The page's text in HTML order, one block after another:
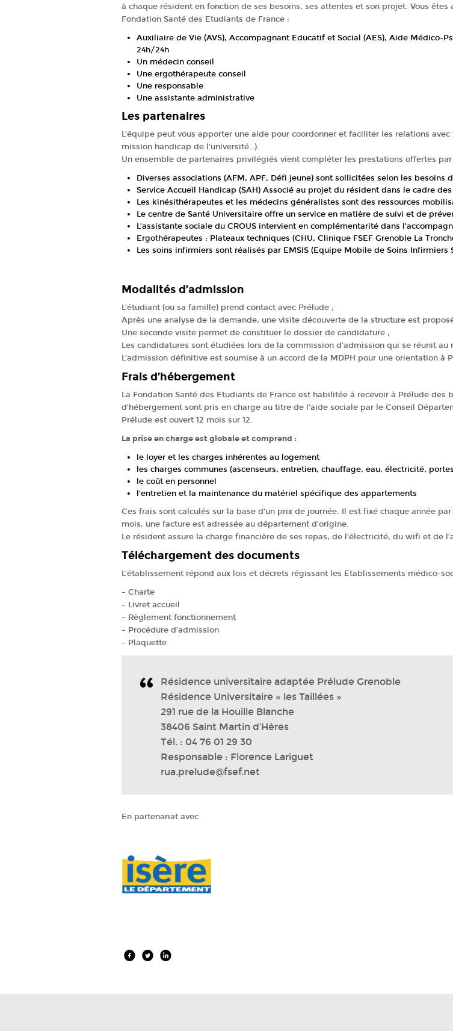
à chaque résident en fonction de ses besoins, ses attentes et son projet. Vous
Fondation Santé des Etudiants de France :
Auxiliaire de Vie (AVS), Accompagnant Educatif et Social (AES), Aide
24h/24h
Un médecin conseil
Une ergothérapeute conseil
Une responsable
Une assistante administrative
Les partenaires
L’équipe peut vous apporter une aide pour coordonner et faciliter les relations
mission handicap de l’université…).
Un ensemble de partenaires privilégiés vient compléter les prestations offertes par
Diverses associations (AFM, APF, Défi jeune) sont sollicitées selon les besoins
Service Accueil Handicap (SAH) Associé au projet du résident dans le cadre
Les kinésithérapeutes et les médecins généralistes sont des ressources
Le centre de Santé Universitaire offre un service en matière de suivi et de
L’assistante sociale du CROUS intervient en complémentarité dans
Ergothérapeutes : Plateaux techniques (CHU, Clinique FSEF Grenoble La
Les soins infirmiers sont réalisés par EMSIS (Equipe Mobile de Soins Infirmiers
Modalités d’admission
L’étudiant (ou sa famille) prend contact avec Prélude ;
Après une analyse de la demande, une visite découverte de la structure est
Une seconde visite permet de constituer le dossier de candidature ;
Les candidatures sont étudiées lors de la commission d’admission qui se réunit au
L’admission définitive est soumise à un accord de la MDPH pour une orientation à
Frais d’hébergement
La Fondation Santé des Etudiants de France est habilitée à recevoir à Prélude
d’hébergement sont pris en charge au titre de l’aide sociale par le Conseil
Prélude est ouvert 12 mois sur 12.
La prise en charge est globale et comprend :
le loyer et les charges inhérentes au logement
les charges communes (ascenseurs, entretien, chauffage, eau, électricité,
le coût en personnel
l’entretien et la maintenance du matériel spécifique des appartements
Ces frais sont calculés sur la base d’un prix de journée. Il est fixé chaque année
mois, une facture est adressée au département d’origine.
Le résident assure la charge financière de ses repas, de l’électricité, du wifi et de
Téléchargement des documents
L’établissement répond aux lois et décrets régissant les Etablissements médico-
– Charte
– Livret accueil
– Règlement fonctionnement
– Procédure d’admission
– Plaquette
Résidence universitaire adaptée Prélude Grenoble
Résidence Universitaire « les Taillées »
291 rue de la Houille Blanche
38406 Saint Martin d’Hères
Tél. : 04 76 01 29 30
Responsable : Florence Lariguet
rua.prelude@fsef.net
En partenariat avec